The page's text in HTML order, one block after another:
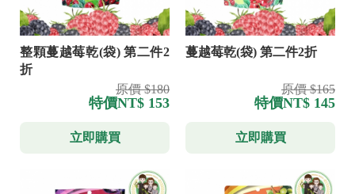
整顆蔓越莓乾(袋) 第二件2
折
原價 $180
特價NT$ 153
立即購買
蔓越莓乾(袋) 第二件2折
原價 $165
特價NT$ 145
立即購買